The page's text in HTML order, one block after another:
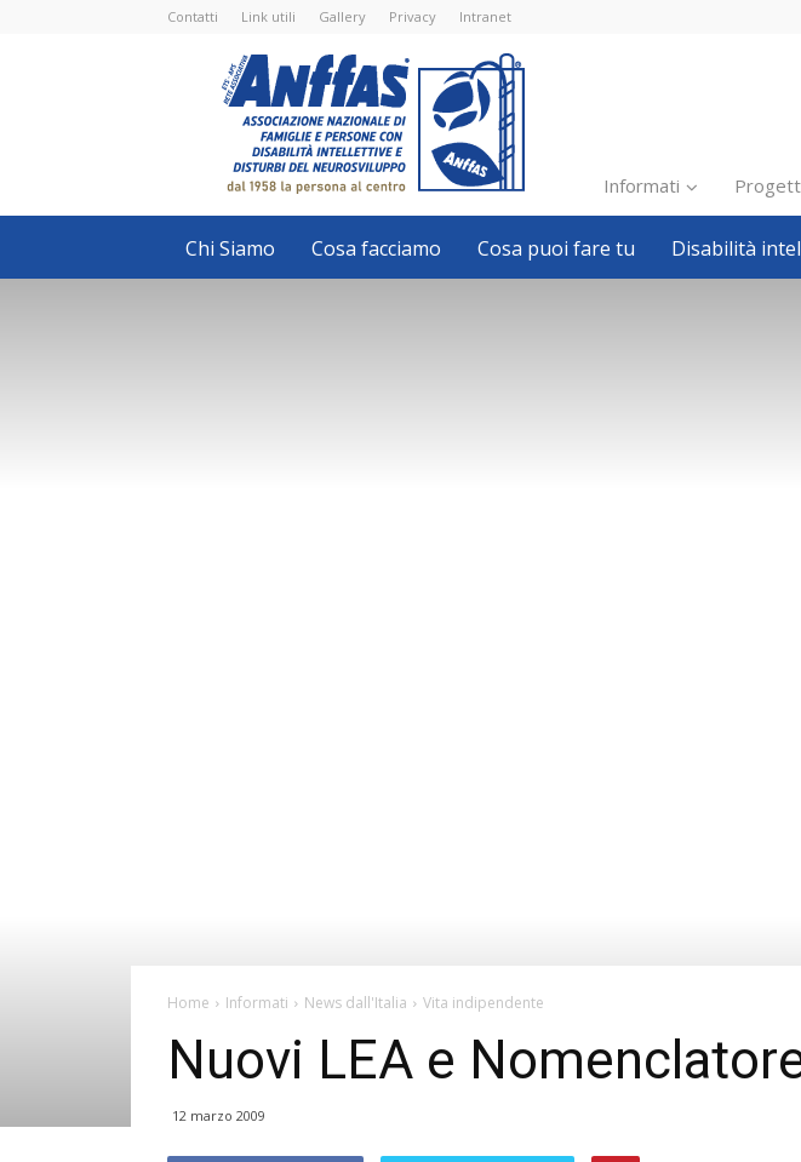
Contatti Link utili Gallery Privacy Intranet
Nazionale
ETS
-
APS
Associazione
Nazionale
di
Famiglie
e
con
disabilità
intellettive
Informati
Chi Siamo Cosa facciamo Cosa puoi fare tu Disabilità
Home Informati News dall'Italia Vita indipendente
Nuovi LEA e
12 marzo 2009